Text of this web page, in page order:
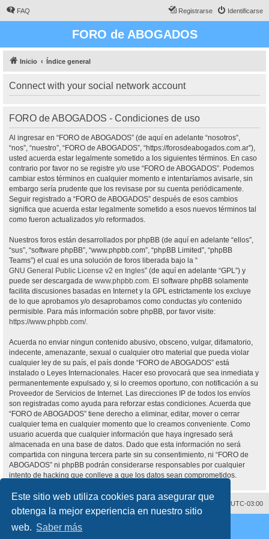
Este sitio web utiliza cookies para asegurar que
obtenga la mejor experiencia en nuestro sitio
web. Saber más
FAQ Identificarse
Registrarse
FORO de ABOGADOS
Inicio Índice general
Connect with your social network account
FORO de ABOGADOS - Condiciones de uso
Al ingresar en “FORO de ABOGADOS” (de aquí en adelante “nosotros”,
“nos”, “nuestro”, “FORO de ABOGADOS”, “https://forosdeabogados.com.ar”),
usted acuerda estar legalmente sometido a los siguientes términos. En caso
contrario por favor no se registre y/o use “FORO de ABOGADOS”. Podemos
cambiar estos términos en cualquier momento e intentaríamos avisarle, sin
embargo sería prudente que los revisase por su cuenta periódicamente.
Seguir registrado a “FORO de ABOGADOS” después de esos cambios
significa que acuerda estar legalmente sometido a esos nuevos términos tal
como fueron actualizados y/o reformados.
Nuestros foros están desarrollados por phpBB (de aquí en adelante “ellos”,
“sus”, “software phpBB”, “www.phpbb.com”, “phpBB Limited”, “phpBB
Teams”) el cual es una solución de foros liberada bajo la “
GNU General Public License v2 en Ingles” (de aquí en adelante “GPL”) y
puede ser descargada de www.phpbb.com. El software phpBB solamente
facilita discusiones basadas en Internet y la GPL estrictamente los excluye
de lo que aprobamos y/o desaprobamos como conductas y/o contenido
permisible. Para más información sobre phpBB, por favor visite:
https://www.phpbb.com/.
Acuerda no enviar ningun contenido abusivo, obsceno, vulgar, difamatorio,
indecente, amenazante, sexual o cualquier otro material que pueda violar
cualquier ley de su país, el país donde “FORO de ABOGADOS” está
instalado o Leyes Internacionales. Hacer eso provocará que sea inmediata y
permanentemente expulsado y, si lo creemos oportuno, con notificación a su
Proveedor de Servicios de Internet. Las direcciones IP de todos los envíos
son registradas como ayuda para reforzar estas condiciones. Acuerda que
“FORO de ABOGADOS” tiene derecho a eliminar, editar, mover o cerrar
cualquier tema en cualquier momento que lo creamos conveniente. Como
usuario acuerda que cualquier información que haya ingresado será
almacenada en una base de datos. Dado que esta información no será
compartida con ninguna tercera parte sin su consentimiento, ni “FORO de
ABOGADOS” ni phpBB podrán considerarse responsables por cualquier
intento de hacking que conlleve a que los datos sean comprometidos.
Todos los horarios son UTC-03:00
Borrar cookies
Desarrollado por
® Forum Software © phpBB Limited
Traducción al español porphpBB España